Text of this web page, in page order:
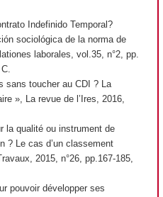
Indefinido Temporal?
sociológica de la norma de
laborales, vol.35, n°2, pp.
sans toucher au CDI ? La
», La revue de l’Ires, 2016,
la qualité ou instrument de
? Le cas d’un classement
, 2015, n°26, pp.167-185,
pouvoir développer ses